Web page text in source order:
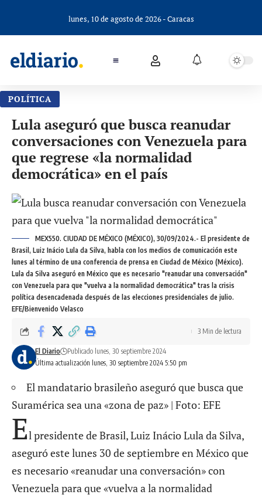
lunes, 10 de agosto de 2026 - Caracas
POLÍTICA
Lula aseguró que busca reanudar
conversaciones con Venezuela para
que regrese «la normalidad
democrática» en el país
MEX550. CIUDAD DE MÉXICO (MÉXICO), 30/09/2024.- El presidente de
Brasil, Luiz Inácio Lula da Silva, habla con los medios de comunicación este
lunes al término de una conferencia de prensa en Ciudad de México (México).
Lula da Silva aseguró en México que es necesario "reanudar una conversación"
con Venezuela para que "vuelva a la normalidad democrática" tras la crisis
política desencadenada después de las elecciones presidenciales de julio.
EFE/Bienvenido Velasco
Última actualización lunes, 30 septiembre 2024 5:50 pm
El Diario Publicado lunes, 30 septiembre 2024
3 Min de lectura
El mandatario brasileño aseguró que busca que
Suramérica sea una «zona de paz» | Foto: EFE
El presidente de Brasil, Luiz Inácio Lula da Silva,
aseguró este lunes 30 de septiembre en México que
es necesario «reanudar una conversación» con
Venezuela para que «vuelva a la normalidad